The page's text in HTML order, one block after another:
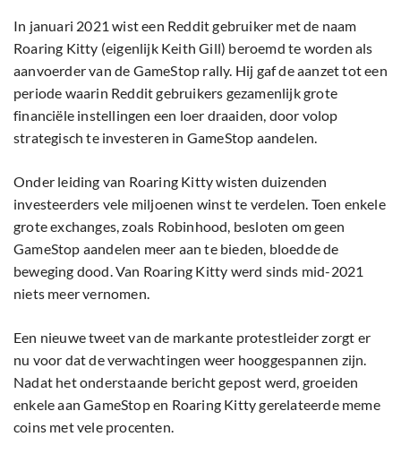
In januari 2021 wist een Reddit gebruiker met de naam
Roaring Kitty (eigenlijk Keith Gill) beroemd te worden als
aanvoerder van de GameStop rally. Hij gaf de aanzet tot een
periode waarin Reddit gebruikers gezamenlijk grote
financiële instellingen een loer draaiden, door volop
strategisch te investeren in GameStop aandelen.
Onder leiding van Roaring Kitty wisten duizenden
investeerders vele miljoenen winst te verdelen. Toen enkele
grote exchanges, zoals Robinhood, besloten om geen
GameStop aandelen meer aan te bieden, bloedde de
beweging dood. Van Roaring Kitty werd sinds mid-2021
niets meer vernomen.
Een nieuwe tweet van de markante protestleider zorgt er
nu voor dat de verwachtingen weer hooggespannen zijn.
Nadat het onderstaande bericht gepost werd, groeiden
enkele aan GameStop en Roaring Kitty gerelateerde meme
coins met vele procenten.